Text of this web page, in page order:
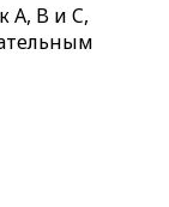
A, B и C,